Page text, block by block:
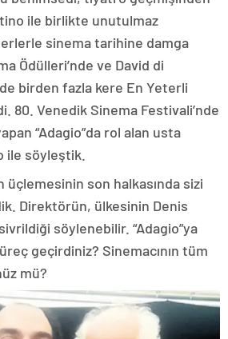
ile birlikte unutulmaz
sinema tarihine damga
Ödülleri’nde ve David di
birden fazla kere En Yeterli
80. Venedik Sinema Festivali’nde
“Adagio”da rol alan usta
ile söyleştik.
üçlemesinin son halkasında sizi
Direktörün, ülkesinin Denis
söylenebilir. “Adagio”ya
geçirdiniz? Sinemacının tüm
mü?